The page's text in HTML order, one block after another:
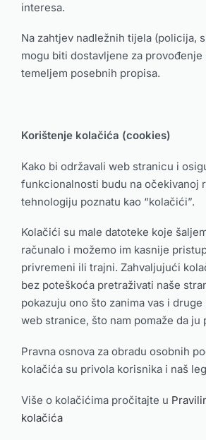
interesa.
Na zahtjev nadležnih tijela (policija,
mogu biti dostavljene za provođenje
temeljem posebnih propisa.
Korištenje kolačića (cookies)
Kako bi održavali web stranicu i
funkcionalnosti budu na očekivanoj
tehnologiju poznatu kao “kolačići”.
Kolačići su male datoteke koje
računalo i možemo im kasnije
privremeni ili trajni. Zahvaljujući
bez poteškoća pretraživati naše
pokazuju ono što zanima vas i
web stranice, što nam pomaže da ju
Pravna osnova za obradu osobnih
kolačića su privola korisnika i naš
Više o kolačićima pročitajte u
kolačića